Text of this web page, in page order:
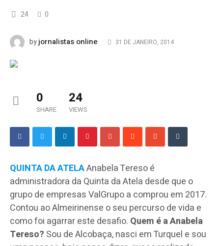
24 0
byjornalistas online 31 DE JANEIRO, 2014
0
SHARE
24
VIEWS
QUINTA DA ATELAAnabela Tereso é
administradora da Quinta da Atela desde que o
grupo de empresas ValGrupo a comprou em 2017.
Contou ao Almeirinense o seu percurso de vida e
como foi agarrar este desafio. Quem é a Anabela
Tereso? Sou de Alcobaça, nasci em Turquel e sou